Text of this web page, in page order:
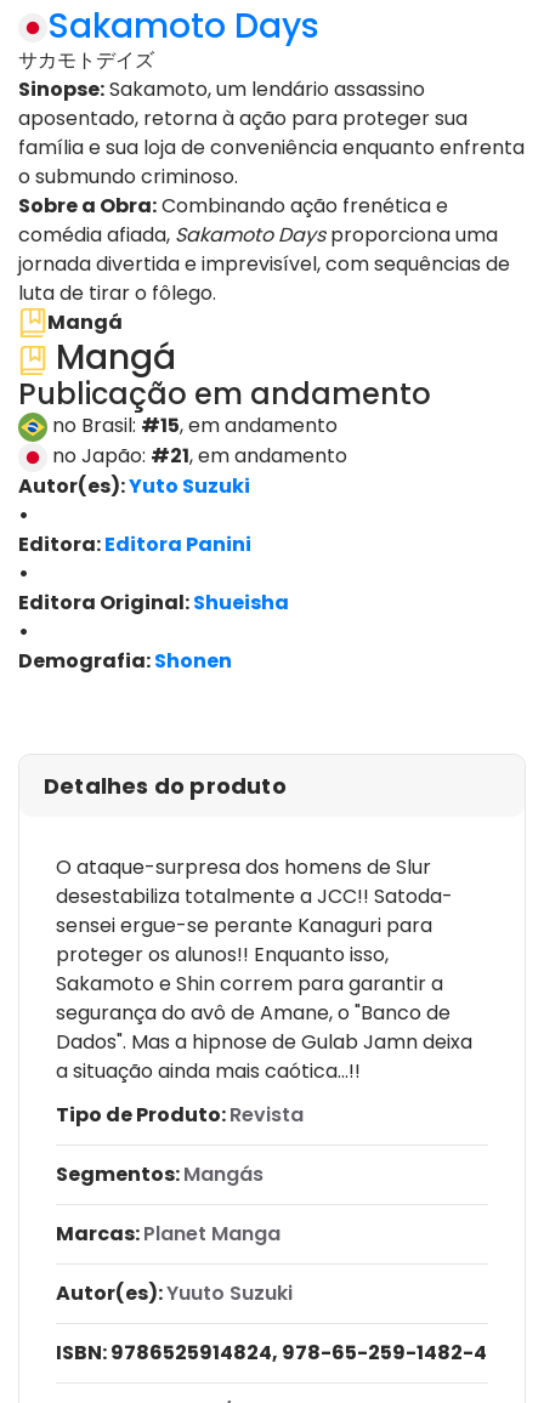
Sakamoto Days
サカモトデイズ
Sinopse:Sakamoto, um lendário assassino
aposentado, retorna à ação para proteger sua
família e sua loja de conveniência enquanto enfrenta
o submundo criminoso.
Sobre a Obra:Combinando ação frenética e
comédia afiada, Sakamoto Daysproporciona uma
jornada divertida e imprevisível, com sequências de
luta de tirar o fôlego.
Mangá
Mangá
Publicação em andamento
no Brasil: #15, em andamento
no Japão: #21, em andamento
Autor(es):Yuto Suzuki
•
Editora:Editora Panini
•
Editora Original:Shueisha
•
Demografia:Shonen
Detalhes do produto
O ataque-surpresa dos homens de Slur
desestabiliza totalmente a JCC!! Satoda-
sensei ergue-se perante Kanaguri para
proteger os alunos!! Enquanto isso,
Sakamoto e Shin correm para garantir a
segurança do avô de Amane, o "Banco de
Dados". Mas a hipnose de Gulab Jamn deixa
a situação ainda mais caótica...!!
Tipo de Produto:Revista
Segmentos:Mangás
Marcas:Planet Manga
Autor(es):Yuuto Suzuki
ISBN:9786525914824, 978-65-259-1482-4